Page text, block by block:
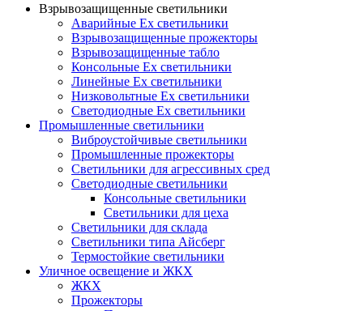
Взрывозащищенные светильники
Аварийные Ex светильники
Взрывозащищенные прожекторы
Взрывозащищенные табло
Консольные Ех светильники
Линейные Ex светильники
Низковольтные Ex светильники
Светодиодные Ex светильники
Промышленные светильники
Виброустойчивые светильники
Промышленные прожекторы
Светильники для агрессивных сред
Светодиодные светильники
Консольные светильники
Светильники для цеха
Светильники для склада
Светильники типа Айсберг
Термостойкие светильники
Уличное освещение и ЖКХ
ЖКХ
Прожекторы